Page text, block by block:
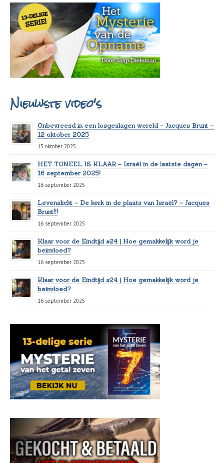
Nieuwste video's
Onbevreesd in een losgeslagen wereld – Jacques Brunt –
12 oktober 2025
15 oktober 2025
HET TONEEL IS KLAAR – Israël in de laatste dagen –
16 september 2025!
16 september 2025
Levenslicht – De kerk in de plaats van Israël? – Jacques
Brunt!!!
16 september 2025
Klaar voor de Eindtijd #24 | Hoe gemakkelijk word je
beïnvloed?
16 september 2025
Klaar voor de Eindtijd #24 | Hoe gemakkelijk word je
beïnvloed?
16 september 2025